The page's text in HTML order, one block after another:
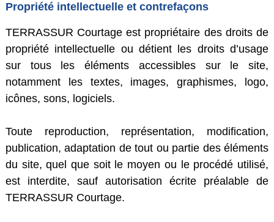
Propriété intellectuelle et contrefaçons
TERRASSUR Courtage est propriétaire des droits de
propriété intellectuelle ou détient les droits d’usage
sur tous les éléments accessibles sur le site,
notamment les textes, images, graphismes, logo,
icônes, sons, logiciels.
Toute reproduction, représentation, modification,
publication, adaptation de tout ou partie des éléments
du site, quel que soit le moyen ou le procédé utilisé,
est interdite, sauf autorisation écrite préalable de
TERRASSUR Courtage.